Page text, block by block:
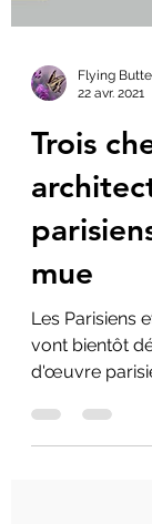
22 avr. 2021
Trois
mue
Les Parisiens
vont bientôt
d'œuvre